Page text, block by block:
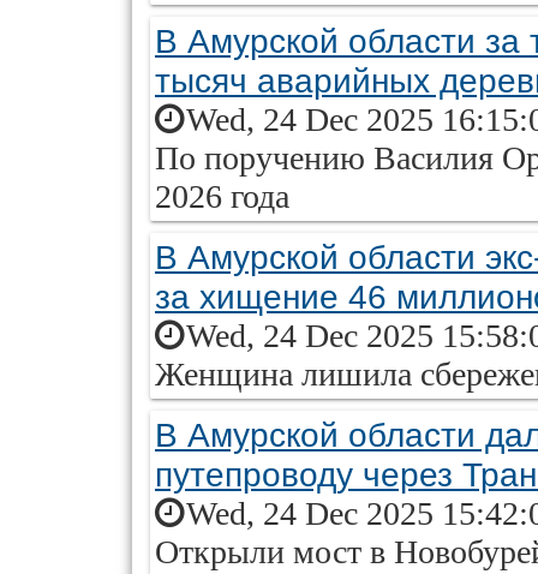
В Амурской области за
тысяч аварийных
Wed, 24 Dec 2025
По поручению Василия
2026 года
В Амурской области
за хищение 46
Wed, 24 Dec 2025
Женщина лишила
В Амурской области
путепроводу через
Wed, 24 Dec 2025
Открыли мост в